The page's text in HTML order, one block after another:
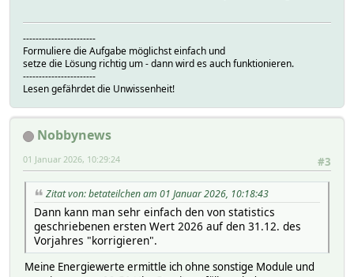
-----------------------
Formuliere die Aufgabe möglichst einfach und
setze die Lösung richtig um - dann wird es auch funktionieren.
-----------------------
Lesen gefährdet die Unwissenheit!
Nobbynews
#3
01 Januar 2026, 10:29:24
Zitat von: betateilchen am 01 Januar 2026, 10:18:43
Dann kann man sehr einfach den von statistics
geschriebenen ersten Wert 2026 auf den 31.12. des
Vorjahres "korrigieren".
Meine Energiewerte ermittle ich ohne sonstige Module und